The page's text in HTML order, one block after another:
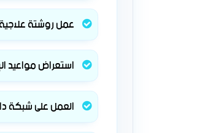
عمل روشتة
استعراض مواعيد
العمل على شبكة